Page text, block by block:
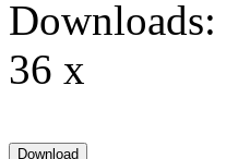
Downloads:
36 x